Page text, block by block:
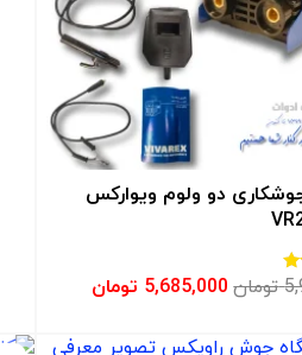
جوشکاری دو ولوم ویوارکس
تومان 5,685,000 تومان